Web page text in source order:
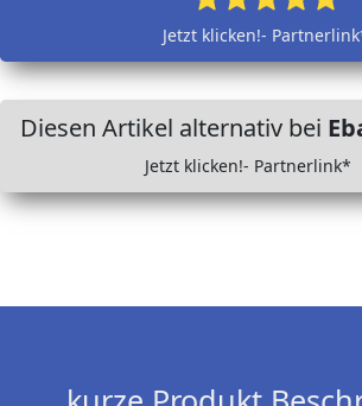
Jetzt klicken!-
Diesen Artikel alternativ bei
Jetzt klicken!- Partnerlink*